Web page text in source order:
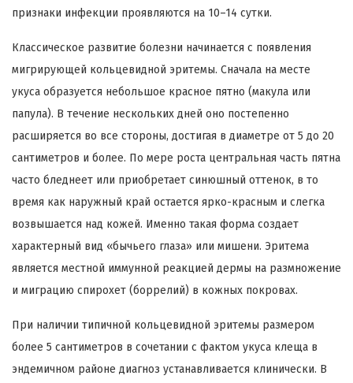
признаки инфекции проявляются на 10–14 сутки.
Классическое развитие болезни начинается с появления
мигрирующей кольцевидной эритемы. Сначала на месте
укуса образуется небольшое красное пятно (макула или
папула). В течение нескольких дней оно постепенно
расширяется во все стороны, достигая в диаметре от 5 до 20
сантиметров и более. По мере роста центральная часть пятна
часто бледнеет или приобретает синюшный оттенок, в то
время как наружный край остается ярко-красным и слегка
возвышается над кожей. Именно такая форма создает
характерный вид «бычьего глаза» или мишени. Эритема
является местной иммунной реакцией дермы на размножение
и миграцию спирохет (боррелий) в кожных покровах.
При наличии типичной кольцевидной эритемы размером
более 5 сантиметров в сочетании с фактом укуса клеща в
эндемичном районе диагноз устанавливается клинически. В